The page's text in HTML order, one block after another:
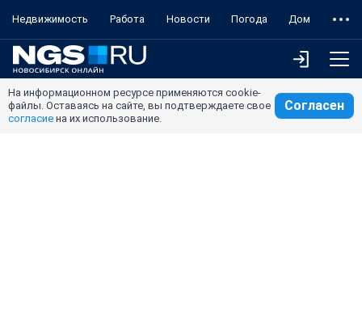
Недвижимость Работа Новости Погода Дом
На информационном ресурсе применяются cookie-
файлы. Оставаясь на сайте, вы подтверждаете свое
согласие на их использование.
Согласен